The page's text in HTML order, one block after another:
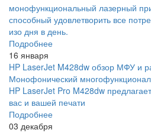
монофункциональный лазерный
способный удовлетворить все
изо дня в день.
Подробнее
16 января
HP LaserJet M428dw обзор МФУ и
Монофонический
HP LaserJet Pro M428dw
вас и вашей печати
Подробнее
03 декабря